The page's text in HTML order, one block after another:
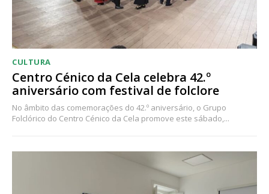
CULTURA
Centro Cénico da Cela celebra 42.º
aniversário com festival de folclore
No âmbito das comemorações do 42.º aniversário, o Grupo
Folclórico do Centro Cénico da Cela promove este sábado,...